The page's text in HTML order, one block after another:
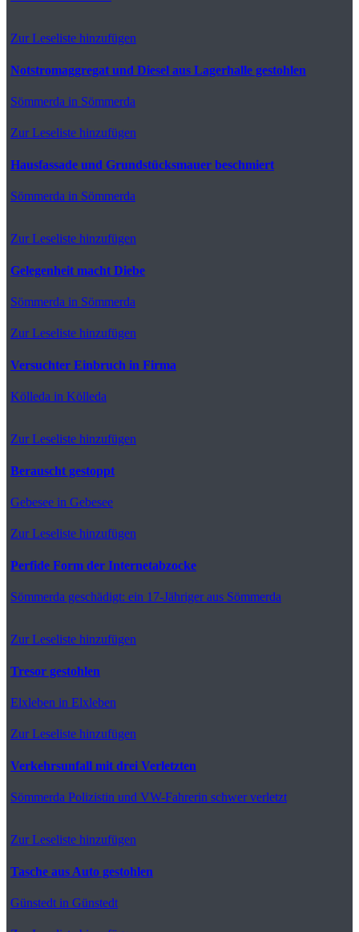
Zur Leseliste hinzufügen
Notstromaggregat und Diesel aus Lagerhalle gestohlen
Sömmerda in Sömmerda
Zur Leseliste hinzufügen
Hausfassade und Grundstücksmauer beschmiert
Sömmerda in Sömmerda
Zur Leseliste hinzufügen
Gelegenheit macht Diebe
Sömmerda in Sömmerda
Zur Leseliste hinzufügen
Versuchter Einbruch in Firma
Kölleda in Kölleda
Zur Leseliste hinzufügen
Berauscht gestoppt
Gebesee in Gebesee
Zur Leseliste hinzufügen
Perfide Form der Internetabzocke
Sömmerda geschädigt: ein 17-Jähriger aus Sömmerda
Zur Leseliste hinzufügen
Tresor gestohlen
Elxleben in Elxleben
Zur Leseliste hinzufügen
Verkehrsunfall mit drei Verletzten
Sömmerda Polizistin und VW-Fahrerin schwer verletzt
Zur Leseliste hinzufügen
Tasche aus Auto gestohlen
Günstedt in Günstedt